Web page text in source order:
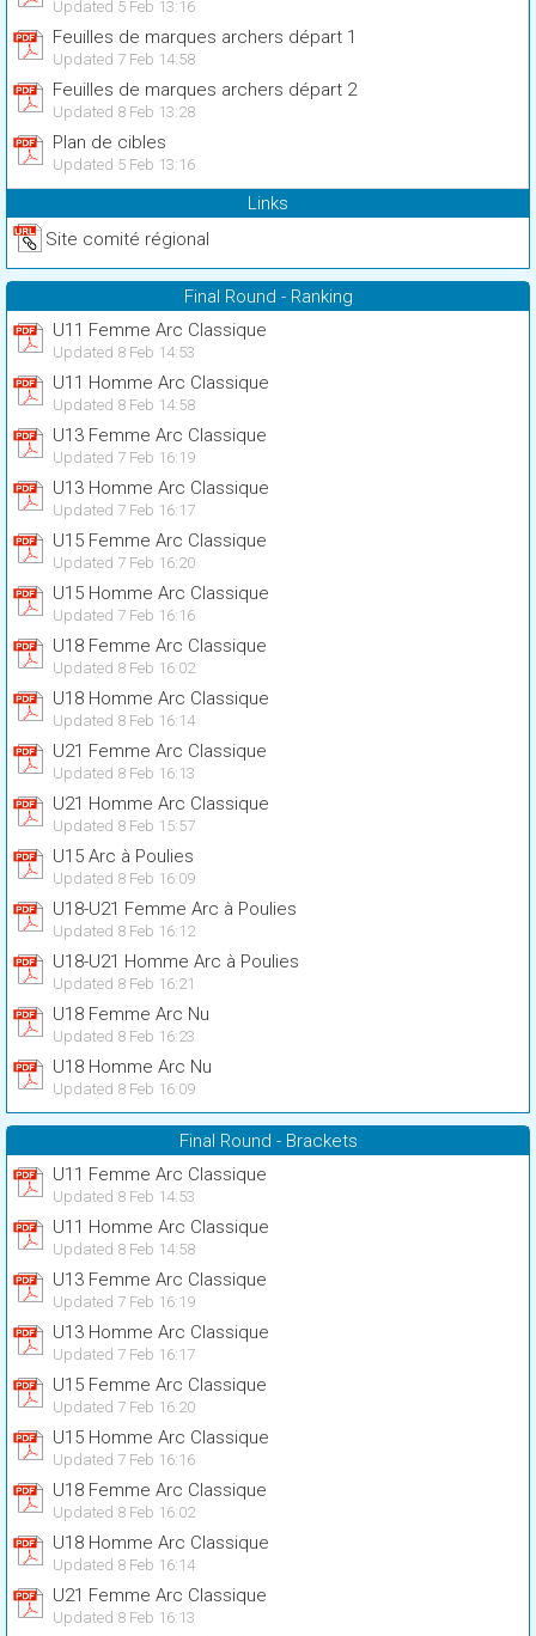
Updated 5 Feb 13:16
Feuilles de marques archers départ 1
Updated 7 Feb 14:58
Feuilles de marques archers départ 2
Updated 8 Feb 13:28
Plan de cibles
Updated 5 Feb 13:16
Links
Site comité régional
Final Round - Ranking
U11 Femme Arc Classique
Updated 8 Feb 14:53
U11 Homme Arc Classique
Updated 8 Feb 14:58
U13 Femme Arc Classique
Updated 7 Feb 16:19
U13 Homme Arc Classique
Updated 7 Feb 16:17
U15 Femme Arc Classique
Updated 7 Feb 16:20
U15 Homme Arc Classique
Updated 7 Feb 16:16
U18 Femme Arc Classique
Updated 8 Feb 16:02
U18 Homme Arc Classique
Updated 8 Feb 16:14
U21 Femme Arc Classique
Updated 8 Feb 16:13
U21 Homme Arc Classique
Updated 8 Feb 15:57
U15 Arc à Poulies
Updated 8 Feb 16:09
U18-U21 Femme Arc à Poulies
Updated 8 Feb 16:12
U18-U21 Homme Arc à Poulies
Updated 8 Feb 16:21
U18 Femme Arc Nu
Updated 8 Feb 16:23
U18 Homme Arc Nu
Updated 8 Feb 16:09
Final Round - Brackets
U11 Femme Arc Classique
Updated 8 Feb 14:53
U11 Homme Arc Classique
Updated 8 Feb 14:58
U13 Femme Arc Classique
Updated 7 Feb 16:19
U13 Homme Arc Classique
Updated 7 Feb 16:17
U15 Femme Arc Classique
Updated 7 Feb 16:20
U15 Homme Arc Classique
Updated 7 Feb 16:16
U18 Femme Arc Classique
Updated 8 Feb 16:02
U18 Homme Arc Classique
Updated 8 Feb 16:14
U21 Femme Arc Classique
Updated 8 Feb 16:13